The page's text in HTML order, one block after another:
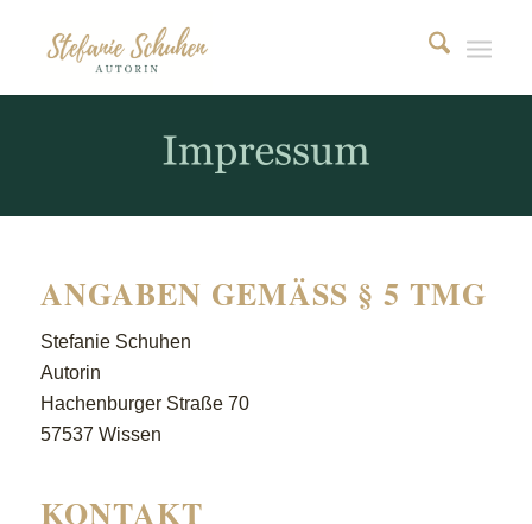
ANGABEN GEMÄSS § 5 TMG
Stefanie Schuhen
Autorin
Hachenburger Straße 70
57537 Wissen
KONTAKT